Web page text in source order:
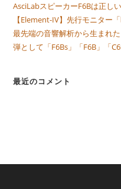
AsciLabスピーカーF6Bは正し
【Element-IV】先行モニター
最先端の音響解析から生まれ
弾として「F6Bs」「F6B」「
最近のコメント